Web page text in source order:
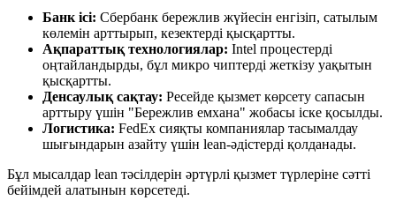
Банк ісі: Сбербанк бережлив жүйесін енгізіп, сатылым
көлемін арттырып, кезектерді қысқартты.
Ақпараттық технологиялар: Intel процестерді
оңтайландырды, бұл микро чиптерді жеткізу уақытын
қысқартты.
Денсаулық сақтау: Ресейде қызмет көрсету сапасын
арттыру үшін "Бережлив емхана" жобасы іске қосылды.
Логистика: FedEx сияқты компаниялар тасымалдау
шығындарын азайту үшін lean-әдістерді қолданады.
Бұл мысалдар lean тәсілдерін әртүрлі қызмет түрлеріне сәтті
бейімдей алатынын көрсетеді.